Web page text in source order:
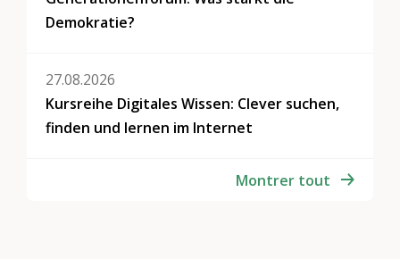
Demokratie?
27.08.2026
Kursreihe Digitales Wissen: Clever suchen,
finden und lernen im Internet
Montrer tout